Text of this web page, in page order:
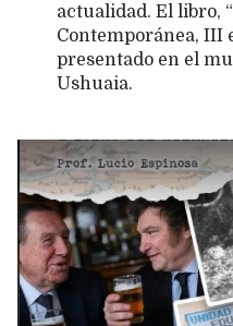
actualidad. El libro,
Contemporánea, III
presentado en el
Ushuaia.